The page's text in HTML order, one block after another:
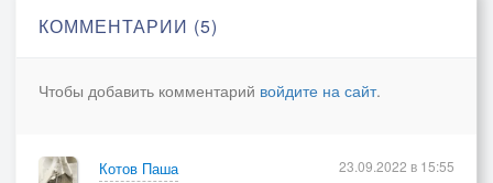
Сердце болью обжигает,
А в глазах погаснет свет...
КОММЕНТАРИИ (5)
Чтобы добавить комментарий войдите на сайт.
Котов Паша
23.09.2022 в 15:55